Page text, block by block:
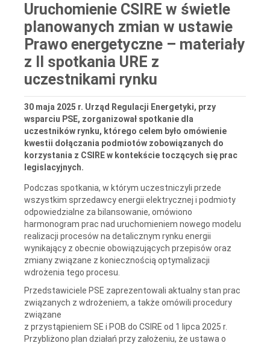
Uruchomienie CSIRE w świetle
planowanych zmian w ustawie
Prawo energetyczne – materiały
z II spotkania URE z
uczestnikami rynku
30 maja 2025 r. Urząd Regulacji Energetyki, przy
wsparciu PSE, zorganizował spotkanie dla
uczestników rynku, którego celem było omówienie
kwestii dołączania podmiotów zobowiązanych do
korzystania z CSIRE w kontekście toczących się prac
legislacyjnych.
Podczas spotkania, w którym uczestniczyli przede
wszystkim sprzedawcy energii elektrycznej i podmioty
odpowiedzialne za bilansowanie, omówiono
harmonogram prac nad uruchomieniem nowego modelu
realizacji procesów na detalicznym rynku energii
wynikający z obecnie obowiązujących przepisów oraz
zmiany związane z koniecznością optymalizacji
wdrożenia tego procesu.
Przedstawiciele PSE zaprezentowali aktualny stan prac
związanych z wdrożeniem, a także omówili procedury
związane
z przystąpieniem SE i POB do CSIRE od 1 lipca 2025 r.
Przybliżono plan działań przy założeniu, że ustawa o